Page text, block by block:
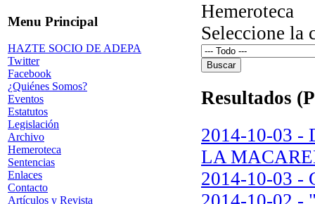
Menu Principal
HAZTE SOCIO DE ADEPA
Twitter
Facebook
¿Quiénes Somos?
Eventos
Estatutos
Legislación
Archivo
Hemeroteca
Sentencias
Enlaces
Contacto
Artículos y Revista
Hemeroteca
Seleccione la
Resultados
2014-10-03 -
LA
2014-10-03 -